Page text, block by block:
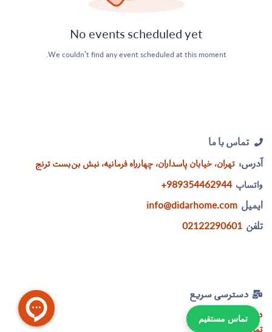
No events scheduled yet
We couldn't find any event scheduled at this moment.
تماس با ما
آدرس: تهران، خیابان پاسداران، چهارراه فرمانیه، نبش بن‌بست ترنج
واتساپ989354462944+​
ایمیل info@didarhome.com
تلفن 02122290601
دسترسی سریع​
درباره ماتماس مستقیم